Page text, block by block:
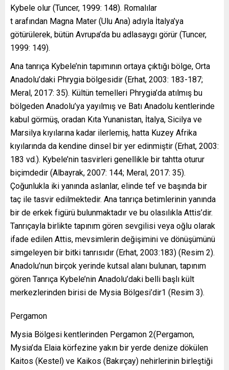
Kybele olur (Tuncer, 1999: 148). Romalılar
t arafından Magna Mater (Ulu Ana) adıyla İtalya’ya
götürülerek, bütün Avrupa’da bu adlasaygı görür (Tuncer,
1999: 149).
Ana tanrıça Kybele’nin tapımının ortaya çıktığı bölge, Orta
Anadolu’daki Phrygia bölgesidir (Erhat, 2003: 183-187;
Meral, 2017: 35). Kültün temelleri Phrygia’da atılmış bu
bölgeden Anadolu’ya yayılmış ve Batı Anadolu kentlerinde
kabul görmüş, oradan Kıta Yunanistan, İtalya, Sicilya ve
Marsilya kıyılarına kadar ilerlemiş, hatta Kuzey Afrika
kıyılarında da kendine dinsel bir yer edinmiştir (Erhat, 2003:
183 vd.). Kybele’nin tasvirleri genellikle bir tahtta oturur
biçimdedir (Albayrak, 2007: 144; Meral, 2017: 35).
Çoğunlukla iki yanında aslanlar, elinde tef ve başında bir
taç ile tasvir edilmektedir. Ana tanrıça betimlerinin yanında
bir de erkek figürü bulunmaktadır ve bu olasılıkla Attis’dir.
Tanrıçayla birlikte tapınım gören sevgilisi veya oğlu olarak
ifade edilen Attis, mevsimlerin değişimini ve dönüşümünü
simgeleyen bir bitki tanrısıdır (Erhat, 2003:183) (Resim 2).
Anadolu’nun birçok yerinde kutsal alanı bulunan, tapınım
gören Tanrıça Kybele’nin Anadolu’daki belli başlı kült
merkezlerinden birisi de Mysia Bölgesi’dir1 (Resim 3).
Pergamon
Mysia Bölgesi kentlerinden Pergamon 2(Pergamon,
Mysia’da Elaia körfezine yakın bir yerde denize dökülen
Kaitos (Kestel) ve Kaikos (Bakırçay) nehirlerinin birleştiği